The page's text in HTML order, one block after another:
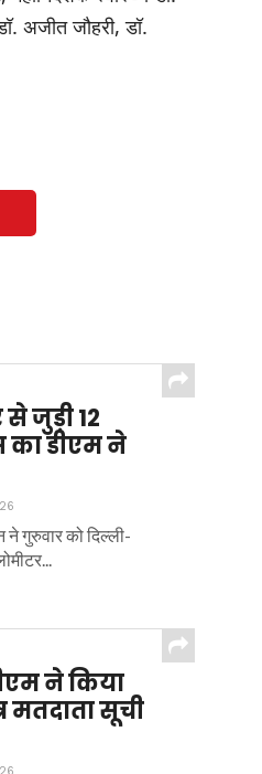
अजीत जौहरी, डॉ.
से जुड़ी 12
का डीएम ने
ने गुरुवार को दिल्ली-
ने किया
मतदाता सूची